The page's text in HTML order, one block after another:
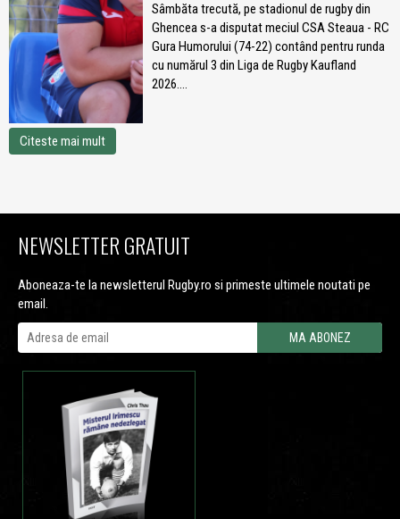
Sâmbăta trecută, pe stadionul de rugby din
Ghencea s-a disputat meciul CSA Steaua - RC
Gura Humorului (74-22) contând pentru runda
cu numărul 3 din Liga de Rugby Kaufland
2026....
Citeste mai mult
NEWSLETTER GRATUIT
Aboneaza-te la newsletterul Rugby.ro si primeste ultimele noutati pe
email.